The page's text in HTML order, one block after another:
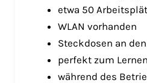
etwa 50
WLAN vorhanden
Steckdosen an
perfekt zum
während des